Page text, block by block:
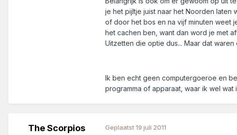
je het pijltje juist naar het Noorden
of door het bos en na vijf minuten weet
het cachen ben, want dan word je met
Uitzetten die optie dus... Maar dat
Ik ben echt geen computergoeroe en
programma of apparaat, waar ik wel
The Scorpios Geplaatst19 juli 2011